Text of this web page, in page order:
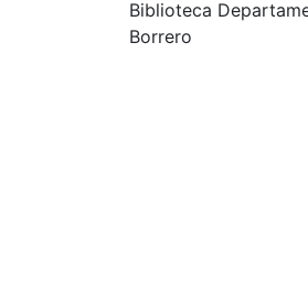
Biblioteca
Borrero